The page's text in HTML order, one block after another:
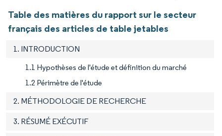
Table des matières du rapport sur le secteur
français des articles de table jetables
1. INTRODUCTION
1.1 Hypothèses de l'étude et définition du marché
1.2 Périmètre de l'étude
2. MÉTHODOLOGIE DE RECHERCHE
3. RÉSUMÉ EXÉCUTIF